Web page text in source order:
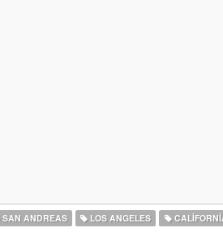
SAN ANDREAS LOS ANGELES